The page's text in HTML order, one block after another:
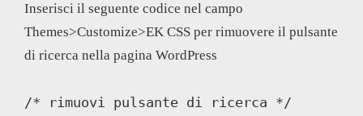
Inserisci il seguente codice nel campo
Themes>Customize>EK CSS per rimuovere il pulsante
di ricerca nella pagina WordPress
/* rimuovi pulsante di ricerca */